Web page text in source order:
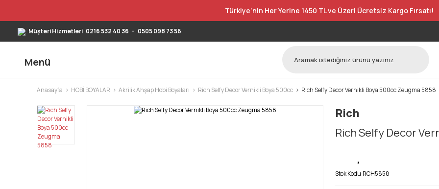
Türkiye’nin Her Yerine 1450 TL ve Üzeri Ücretsiz Kargo Fırsatı!
Müşteri Hizmetleri 0216 532 40 36 - 0505 098 73 56
Menü
Anasayfa HOBİ BOYALAR Akrilik Ahşap Hobi Boyaları Rich Selfy Decor Vernikli Boya 500cc Rich Selfy Decor Vernikli Boya 500cc Zeugma 5858
Rich
Rich Selfy Decor
Stok Kodu:RCH5858